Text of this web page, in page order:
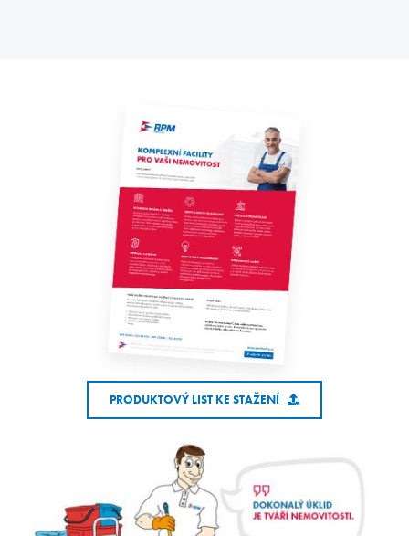
PRODUKTOVÝ LIST KE STAŽENÍ